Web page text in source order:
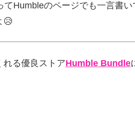
Humbleのページでも一言書
😥
れる優良ストアHumble Bundle